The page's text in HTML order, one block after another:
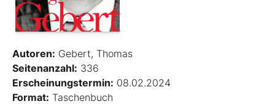
Autoren: Gebert, Thomas
Seitenanzahl: 336
Erscheinungstermin: 08.02.2024
Format: Taschenbuch